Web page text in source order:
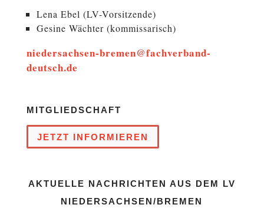
Lena Ebel (LV-Vorsitzende)
Gesine Wächter (kom­mis­sa­risch)
niedersachsen-bremen@fachverband-
deutsch.de
MITGLIEDSCHAFT
JETZT IN­FOR­MIE­REN
AKTUELLE NACHRICHTEN AUS DEM LV
NIEDERSACHSEN/BREMEN